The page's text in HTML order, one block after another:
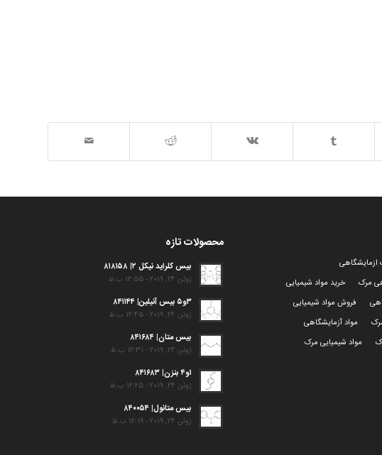
ازمایشگاهی
مرک
خرید مواد شیمیایی
فروش مواد شیمیایی
مواد آزمایشگاهی
مواد شیمیایی مرک
محصولات تازه
بیس کلراید نیکل ۲| ۸۱۸۱۵۸
ژوئن 24, 2019 - 12:55 ب.ظ
۳و۵ بیس آنیلین| ۸۴۱۱۴۴
ژوئن 24, 2019 - 12:45 ب.ظ
بیس متان| ۸۴۱۶۸۴
ژوئن 24, 2019 - 12:31 ب.ظ
۱و۴ بنزن| ۸۴۱۶۸۳
ژوئن 24, 2019 - 12:25 ب.ظ
بیس متانول| ۸۴۰۰۵۴
ژوئن 24, 2019 - 12:19 ب.ظ